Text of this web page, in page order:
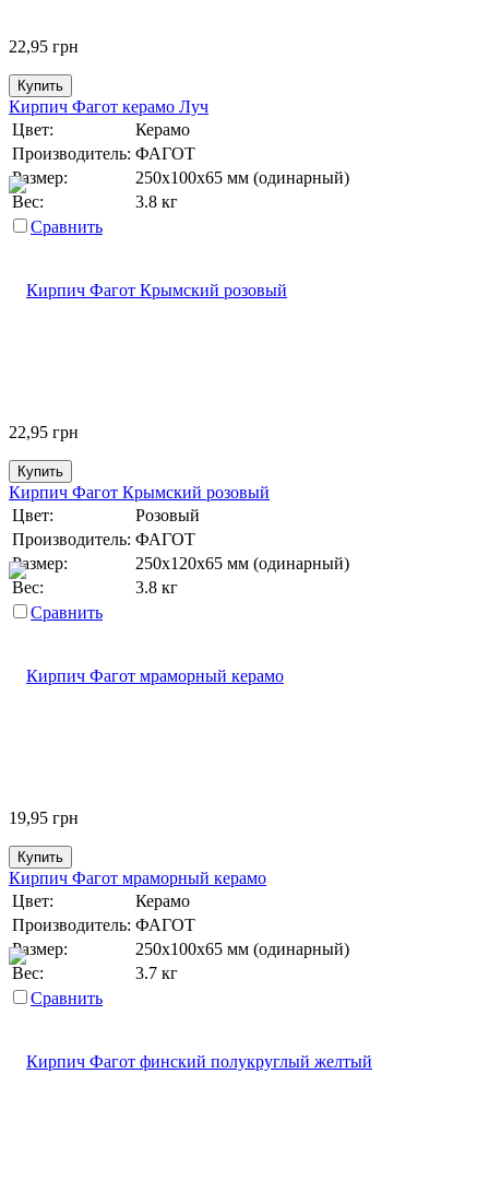
22,95 грн
Купить
Кирпич Фагот керамо Луч
Цвет:
Керамо
Производитель: ФАГОТ
Размер:
250х100х65 мм (одинарный)
Вес:
3.8 кг
Сравнить
22,95 грн
Купить
Кирпич Фагот Крымский розовый
Цвет:
Розовый
Производитель: ФАГОТ
Размер:
250х120х65 мм (одинарный)
Вес:
3.8 кг
Сравнить
19,95 грн
Купить
Кирпич Фагот мраморный керамо
Цвет:
Керамо
Производитель: ФАГОТ
Размер:
250х100х65 мм (одинарный)
Вес:
3.7 кг
Сравнить